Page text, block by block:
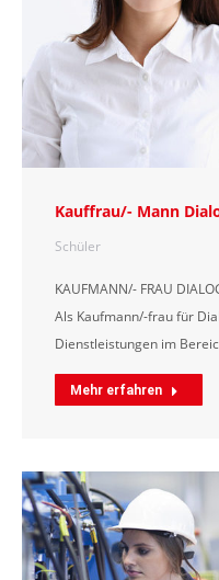
Kauffrau/- Mann
Schüler
KAUFMANN/- FRAU
Als Kaufmann/-frau für
Dienstleistungen im
Mehr erfahren